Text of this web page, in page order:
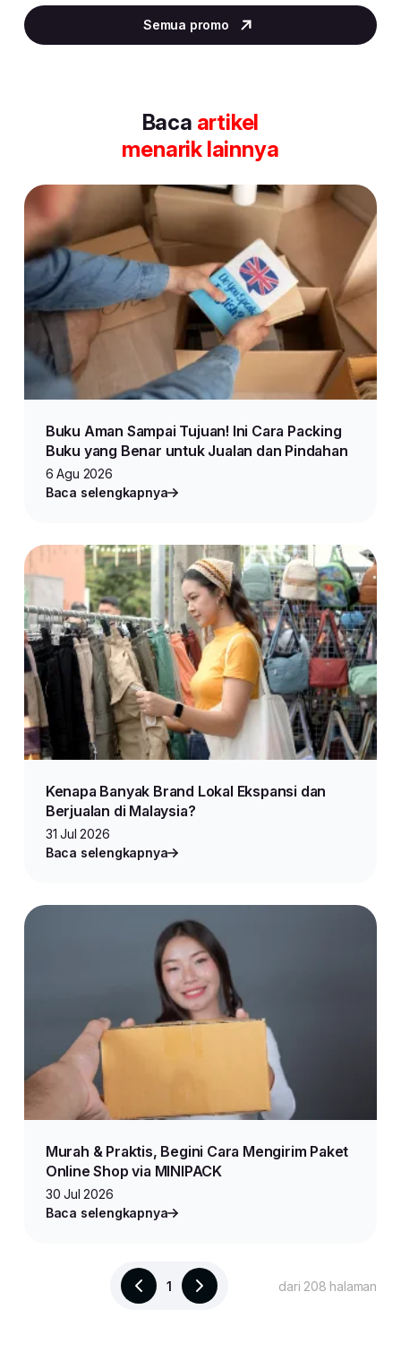
2
of
Semua promo
Baca artikel
menarik lainnya
Buku Aman Sampai Tujuan! Ini Cara Packing
Buku yang Benar untuk Jualan dan Pindahan
6 Agu 2026
Baca selengkapnya
Kenapa Banyak Brand Lokal Ekspansi dan
Berjualan di Malaysia?
31 Jul 2026
Baca selengkapnya
Murah & Praktis, Begini Cara Mengirim Paket
Online Shop via MINIPACK
30 Jul 2026
Baca selengkapnya
1 dari 208 halaman